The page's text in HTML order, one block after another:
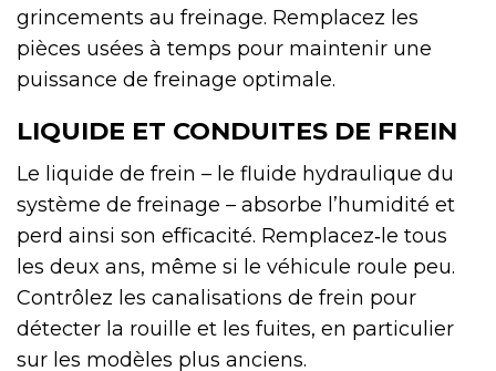
grincements au freinage. Remplacez les
pièces usées à temps pour maintenir une
puissance de freinage optimale.
LIQUIDE ET CONDUITES DE FREIN
Le liquide de frein – le fluide hydraulique du
système de freinage – absorbe l’humidité et
perd ainsi son efficacité. Remplacez‑le tous
les deux ans, même si le véhicule roule peu.
Contrôlez les canalisations de frein pour
détecter la rouille et les fuites, en particulier
sur les modèles plus anciens.